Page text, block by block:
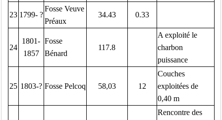
23 1799- ?
Fosse Veuve
Préaux
34.43 0.33
24
1801-
1857
Fosse
Bénard
117.8
A exploité le
charbon
puissance
25 1803-? Fosse Pelcoq 58,03 12
Couches
exploitées de
0,40 m
Rencontre des